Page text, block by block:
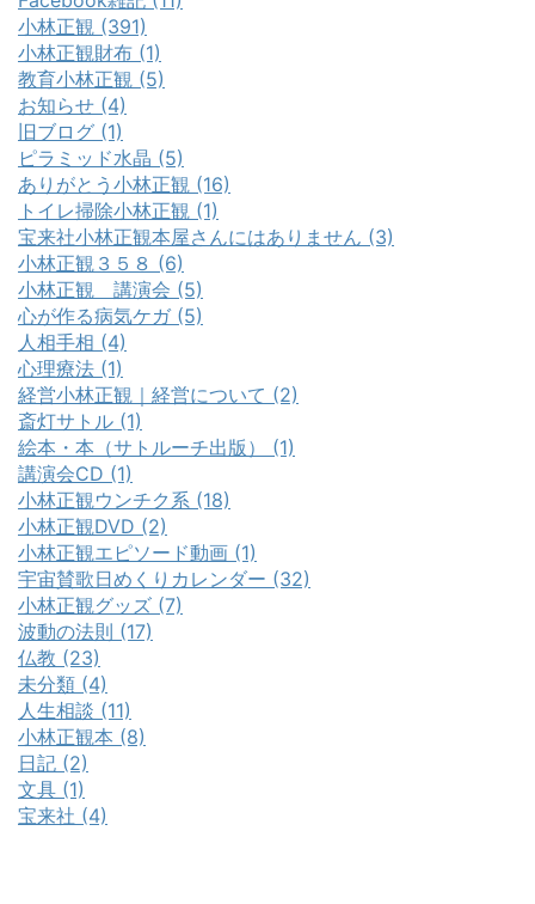
小林正観 (391)
小林正観財布 (1)
教育小林正観 (5)
お知らせ (4)
旧ブログ (1)
ピラミッド水晶 (5)
ありがとう小林正観 (16)
トイレ掃除小林正観 (1)
宝来社小林正観本屋さんにはありません (3)
小林正観３５８ (6)
小林正観 講演会 (5)
心が作る病気ケガ (5)
人相手相 (4)
心理療法 (1)
経営小林正観｜経営について (2)
斎灯サトル (1)
絵本・本（サトルーチ出版） (1)
講演会CD (1)
小林正観ウンチク系 (18)
小林正観DVD (2)
小林正観エピソード動画 (1)
宇宙賛歌日めくりカレンダー (32)
小林正観グッズ (7)
波動の法則 (17)
仏教 (23)
未分類 (4)
人生相談 (11)
小林正観本 (8)
日記 (2)
文具 (1)
宝来社 (4)